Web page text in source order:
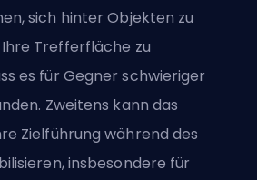
sich hinter Objekten zu
Trefferfläche zu
es für Gegner schwieriger
Zweitens kann das
Zielführung während des
insbesondere für